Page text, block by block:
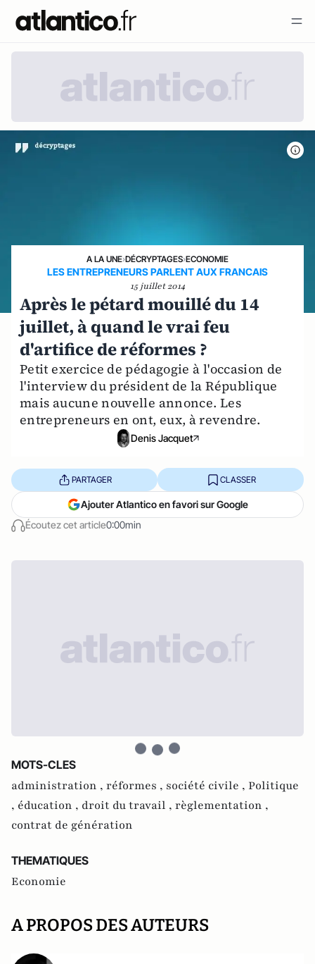
A LA UNE›DÉCRYPTAGES›ECONOMIE
LES ENTREPRENEURS PARLENT AUX FRANCAIS
15 juillet 2014
Après le pétard mouillé du 14
juillet, à quand le vrai feu
d'artifice de réformes ?
Petit exercice de pédagogie à l'occasion de
l'interview du président de la République
mais aucune nouvelle annonce. Les
entrepreneurs en ont, eux, à revendre.
Denis Jacquet
Écoutez cet article0:00min
PARTAGER CLASSER
Ajouter Atlantico en favori sur Google
MOTS-CLES
administration , réformes , société civile , Politique
, éducation , droit du travail , règlementation ,
contrat de génération
THEMATIQUES
Economie
A PROPOS DES AUTEURS